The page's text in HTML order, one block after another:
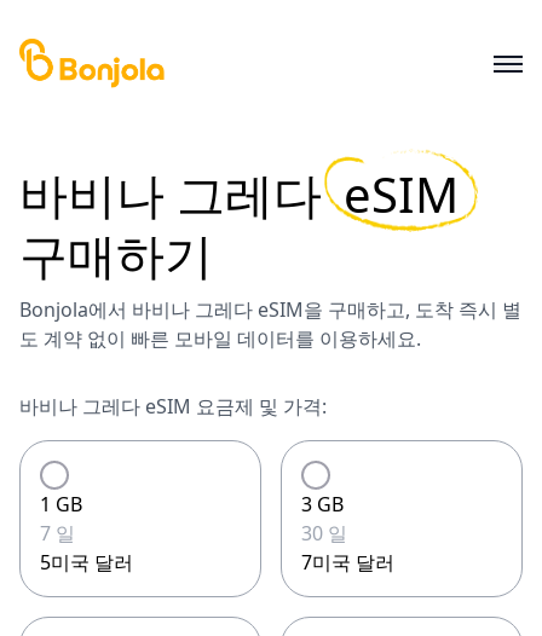
바비나 그레다 eSIM
구매하기
Bonjola에서 바비나 그레다 eSIM을 구매하고, 도착 즉시 별
도 계약 없이 빠른 모바일 데이터를 이용하세요.
바비나 그레다 eSIM 요금제 및 가격:
1 GB
7 일
5미국 달러
3 GB
30 일
7미국 달러